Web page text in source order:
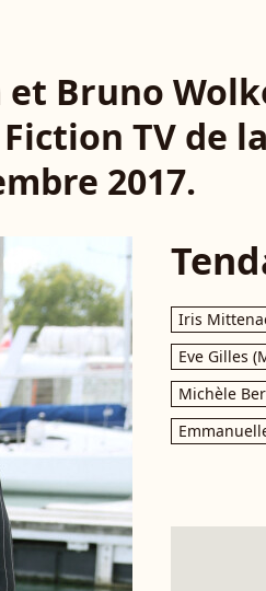
Bruno
TV de
2017.
Iris
Eve Gilles
Michèle